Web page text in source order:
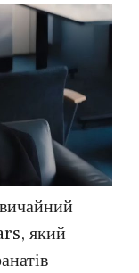
який